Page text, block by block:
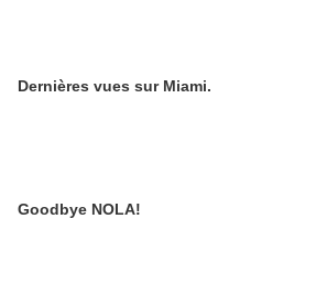
Dernières vues sur Miami.
Goodbye NOLA!